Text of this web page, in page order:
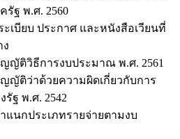
รัฐ พ.ศ. 2560
เบียบ ประกาศ และหนังสือเวียนที่
ง
ญัติวิธีการงบประมาณ พ.ศ. 2561
ญัติว่าด้วยความผิดเกี่ยวกับการ
ฐ พ.ศ. 2542
แนกประเภทรายจ่ายตามงบ